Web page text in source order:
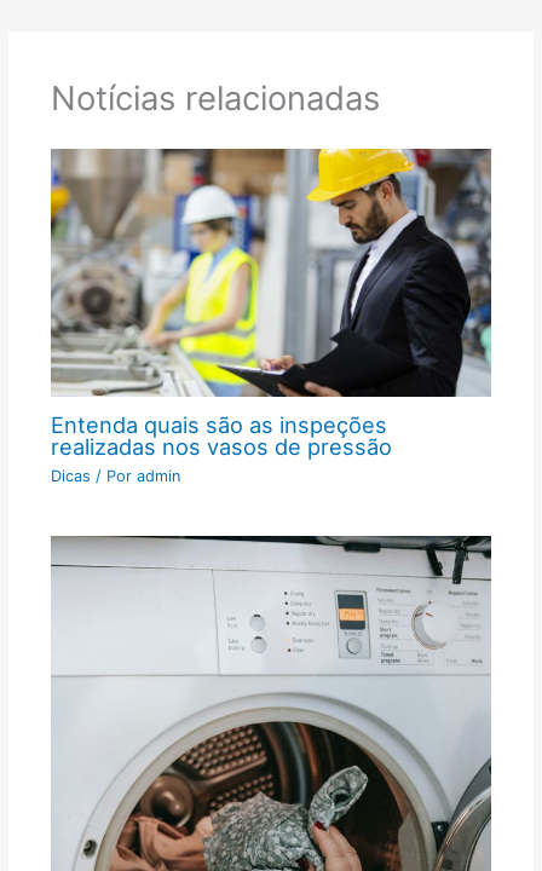
Notícias relacionadas
Entenda quais são as inspeções
realizadas nos vasos de pressão
Dicas / Por admin